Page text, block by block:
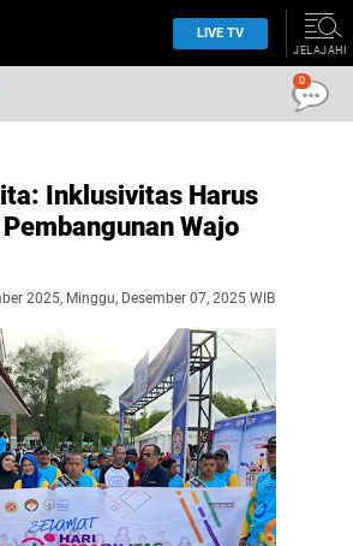
LIVE TV
JELAJAHI
Inklusivitas Harus
Wajo
2025, Minggu, Desember 07, 2025 WIB
0